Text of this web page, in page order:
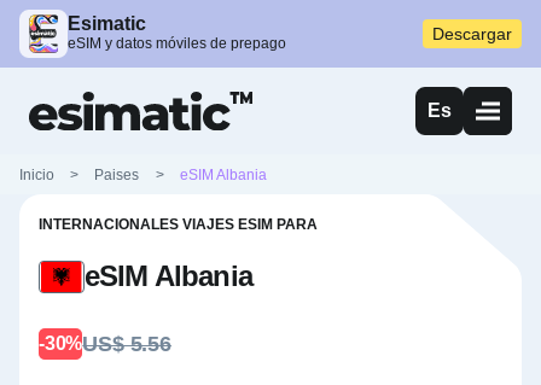
Esimatic
eSIM y datos móviles de prepago Descargar
Es
Inicio > Paises > eSIM Albania
INTERNACIONALES VIAJES ESIM PARA
eSIM Albania
-30%US$ 5.56